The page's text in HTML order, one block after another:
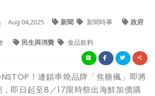
Aug 04,2025 新聞 新聞時事 政府
民生與消費 食品飲料
！連鎖串燒品牌「焦糖楓」即將
即日起至8／17限時祭出海鮮加價購